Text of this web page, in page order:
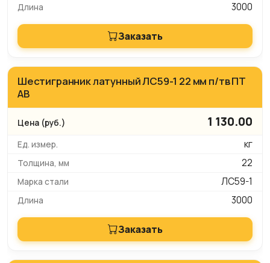
3000
Заказать
Шестигранник латунный ЛС59-1 22 мм п/тв ПТ
АВ
1 130.00
кг
22
ЛС59-1
3000
Заказать